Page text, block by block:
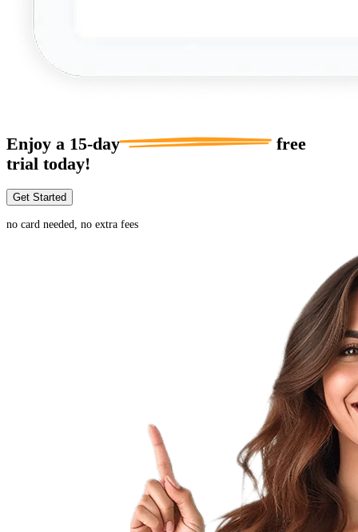
Enjoy a 15-day
free
trial today!
Get Started
no card needed, no extra fees